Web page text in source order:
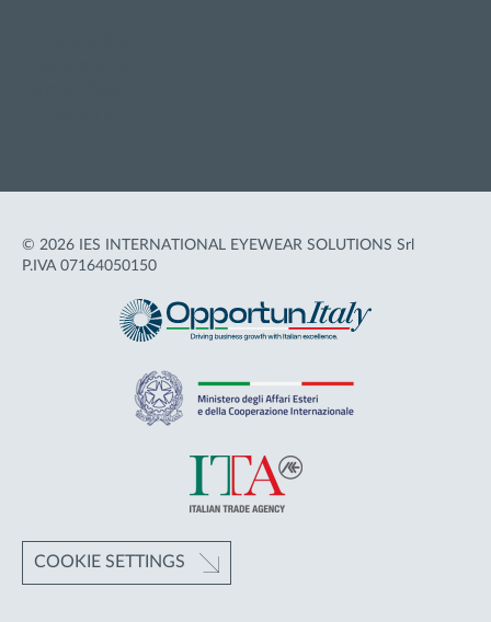
© 2026 IES INTERNATIONAL EYEWEAR SOLUTIONS Srl
P.IVA 07164050150
COOKIE SETTINGS